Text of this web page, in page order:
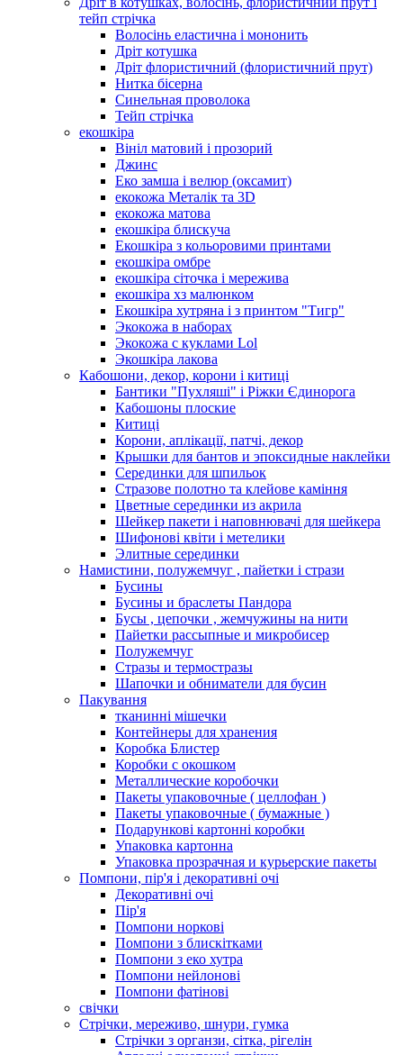
тейп стрічка
Волосінь еластична і мононить
Дріт котушка
Дріт флористичний (флористичний прут)
Нитка бісерна
Синельная проволока
Тейп стрічка
екошкіра
Вініл матовий і прозорий
Джинс
Еко замша і велюр (оксамит)
екокожа Металік та 3D
екокожа матова
екошкіра блискуча
Екошкіра з кольоровими принтами
екошкіра омбре
екошкіра сіточка і мережива
екошкіра хз малюнком
Екошкіра хутряна і з принтом "Тигр"
Экокожа в наборах
Экокожа с куклами Lol
Экошкiра лакова
Кабошони, декор, корони і китиці
Бантики "Пухляші" і Ріжки Єдинорога
Кабошоны плоские
Китиці
Корони, аплікації, патчі, декор
Крышки для бантов и эпоксидные наклейки
Серединки для шпильок
Стразове полотно та клейове каміння
Цветные серединки из акрила
Шейкер пакети і наповнювачі для шейкера
Шифонові квіти і метелики
Элитные серединки
Намистини, полужемчуг , пайетки і стрази
Бусины
Бусины и браслеты Пандора
Бусы , цепочки , жемчужины на нити
Пайетки рассыпные и микробисер
Полужемчуг
Стразы и термостразы
Шапочки и обниматели для бусин
Пакування
тканинні мішечки
Контейнеры для хранения
Коробка Блистер
Коробки с окошком
Металлические коробочки
Пакеты упаковочные ( целлофан )
Пакеты упаковочные ( бумажные )
Подарункові картонні коробки
Упаковка картонна
Упаковка прозрачная и курьерские пакеты
Помпони, пір'я і декоративні очі
Декоративні очі
Пір'я
Помпони норкові
Помпони з блискітками
Помпони з еко хутра
Помпони нейлонові
Помпони фатінові
свічки
Стрічки, мереживо, шнури, гумка
Стрічки з органзи, сітка, рігелін